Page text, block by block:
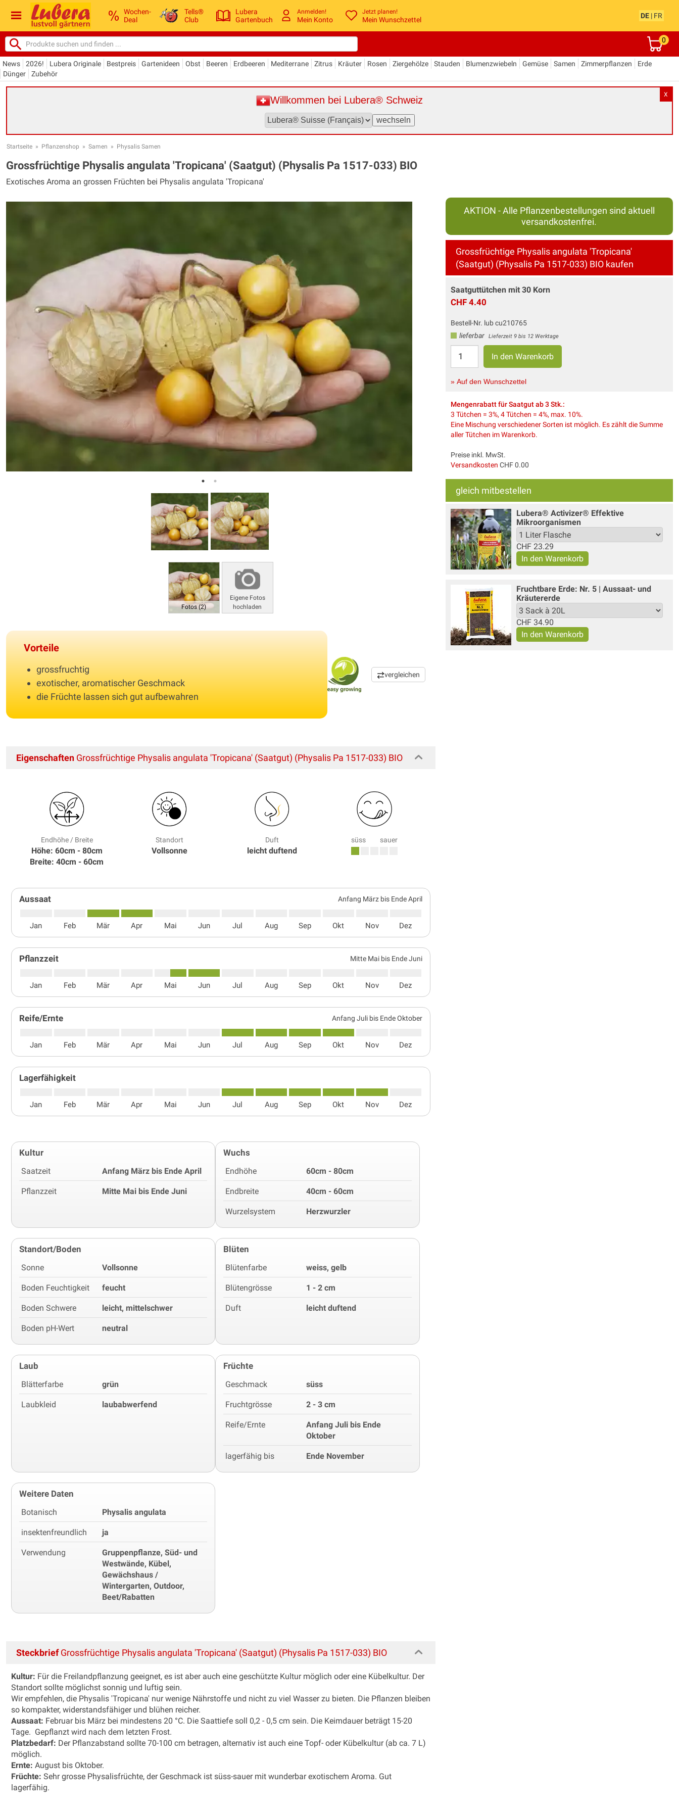
Wochen-
Deal
Tells®
Club
Lubera
Gartenbuch
Anmelden!
Mein Konto
Jetzt planen!
Mein Wunschzettel
DE | FR
0
News 2026! Lubera Originale Bestpreis Gartenideen Obst Beeren Erdbeeren Mediterrane Zitrus Kräuter Rosen Ziergehölze Stauden Blumenzwiebeln Gemüse Samen Zimmerpflanzen
Erde
Dünger
Zubehör
X
Willkommen bei Lubera® Schweiz
Startseite » Pflanzenshop » Samen » Physalis Samen
Grossfrüchtige Physalis angulata 'Tropicana' (Saatgut) (Physalis Pa 1517-033) BIO
Exotisches Aroma an grossen Früchten bei Physalis angulata 'Tropicana'
Fotos (2)
Eigene Fotos
hochladen
Vorteile
grossfruchtig
exotischer, aromatischer Geschmack
die Früchte lassen sich gut aufbewahren
vergleichen
AKTION - Alle Pflanzenbestellungen sind aktuell
versandkostenfrei.
Grossfrüchtige Physalis angulata 'Tropicana'
(Saatgut) (Physalis Pa 1517-033) BIO kaufen
Saatguttütchen mit 30 Korn
CHF 4.40
Bestell-Nr. lub cu210765
lieferbar
Lieferzeit 9 bis 12 Werktage
» Auf den Wunschzettel
Mengenrabatt für Saatgut ab 3 Stk.:
3 Tütchen = 3%, 4 Tütchen = 4%, max. 10%.
Eine Mischung verschiedener Sorten ist möglich. Es zählt die Summe
aller Tütchen im Warenkorb.
Preise inkl. MwSt.
Versandkosten CHF 0.00
gleich mitbestellen
Lubera® Activizer® Effektive
Mikroorganismen
CHF 23.29
Fruchtbare Erde: Nr. 5 | Aussaat- und
Kräutererde
CHF 34.90
Eigenschaften Grossfrüchtige Physalis angulata 'Tropicana' (Saatgut) (Physalis Pa 1517-033) BIO
Endhöhe / Breite
Höhe: 60cm - 80cm
Breite: 40cm - 60cm
Standort
Vollsonne
Duft
leicht duftend
süss sauer
Aussaat Anfang März bis Ende April
Jan Feb Mär Apr Mai Jun Jul Aug Sep Okt Nov Dez
Pflanzzeit Mitte Mai bis Ende Juni
Jan Feb Mär Apr Mai Jun Jul Aug Sep Okt Nov Dez
Reife/Ernte Anfang Juli bis Ende Oktober
Jan Feb Mär Apr Mai Jun Jul Aug Sep Okt Nov Dez
Lagerfähigkeit
Jan Feb Mär Apr Mai Jun Jul Aug Sep Okt Nov Dez
Kultur
Saatzeit Anfang März bis Ende April
Pflanzzeit Mitte Mai bis Ende Juni
Wuchs
Endhöhe 60cm - 80cm
Endbreite 40cm - 60cm
Wurzelsystem Herzwurzler
Standort/Boden
Sonne Vollsonne
Boden Feuchtigkeit feucht
Boden Schwere leicht, mittelschwer
Boden pH-Wert neutral
Blüten
Blütenfarbe weiss, gelb
Blütengrösse 1 - 2 cm
Duft leicht duftend
Laub
Blätterfarbe grün
Laubkleid laubabwerfend
Früchte
Geschmack süss
Fruchtgrösse 2 - 3 cm
Reife/Ernte
Anfang Juli bis Ende
Oktober
lagerfähig bis Ende November
Weitere Daten
Botanisch Physalis angulata
insektenfreundlich ja
Verwendung
Gruppenpflanze, Süd- und
Westwände, Kübel,
Gewächshaus /
Wintergarten, Outdoor,
Beet/Rabatten
SteckbriefGrossfrüchtige Physalis angulata 'Tropicana' (Saatgut) (Physalis Pa 1517-033) BIO
Kultur: Für die Freilandpflanzung geeignet, es ist aber auch eine geschützte Kultur möglich oder eine Kübelkultur. Der
Standort sollte möglichst sonnig und luftig sein.
Wir empfehlen, die Physalis 'Tropicana' nur wenige Nährstoffe und nicht zu viel Wasser zu bieten. Die Pflanzen bleiben
so kompakter, widerstandsfähiger und blühen reicher.
Aussaat: Februar bis März bei mindestens 20 °C. Die Saattiefe soll 0,2 - 0,5 cm sein. Die Keimdauer beträgt 15-20
Tage. Gepflanzt wird nach dem letzten Frost.
Platzbedarf: Der Pflanzabstand sollte 70-100 cm betragen, alternativ ist auch eine Topf- oder Kübelkultur (ab ca. 7 L)
möglich.
Ernte: August bis Oktober.
Früchte: Sehr grosse Physalisfrüchte, der Geschmack ist süss-sauer mit wunderbar exotischem Aroma. Gut
lagerfähig.